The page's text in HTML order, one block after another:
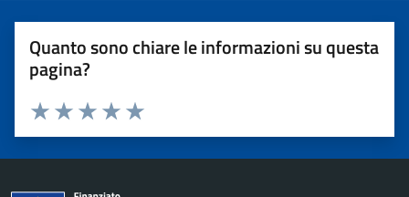
Quanto sono chiare le informazioni su questa
pagina?
Valuta 5 stelle su 5
Valuta 4 stelle su 5
Valuta 3 stelle su 5
Valuta 2 stelle su 5
Valuta 1 stelle su 5